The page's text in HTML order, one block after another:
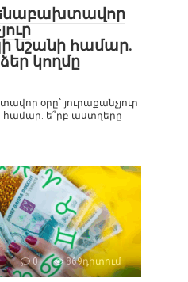
նշանի համար.
կողմը
օրը` յուրաքանչյուր
ե՞րբ աստղերը
—
0 869դիտում